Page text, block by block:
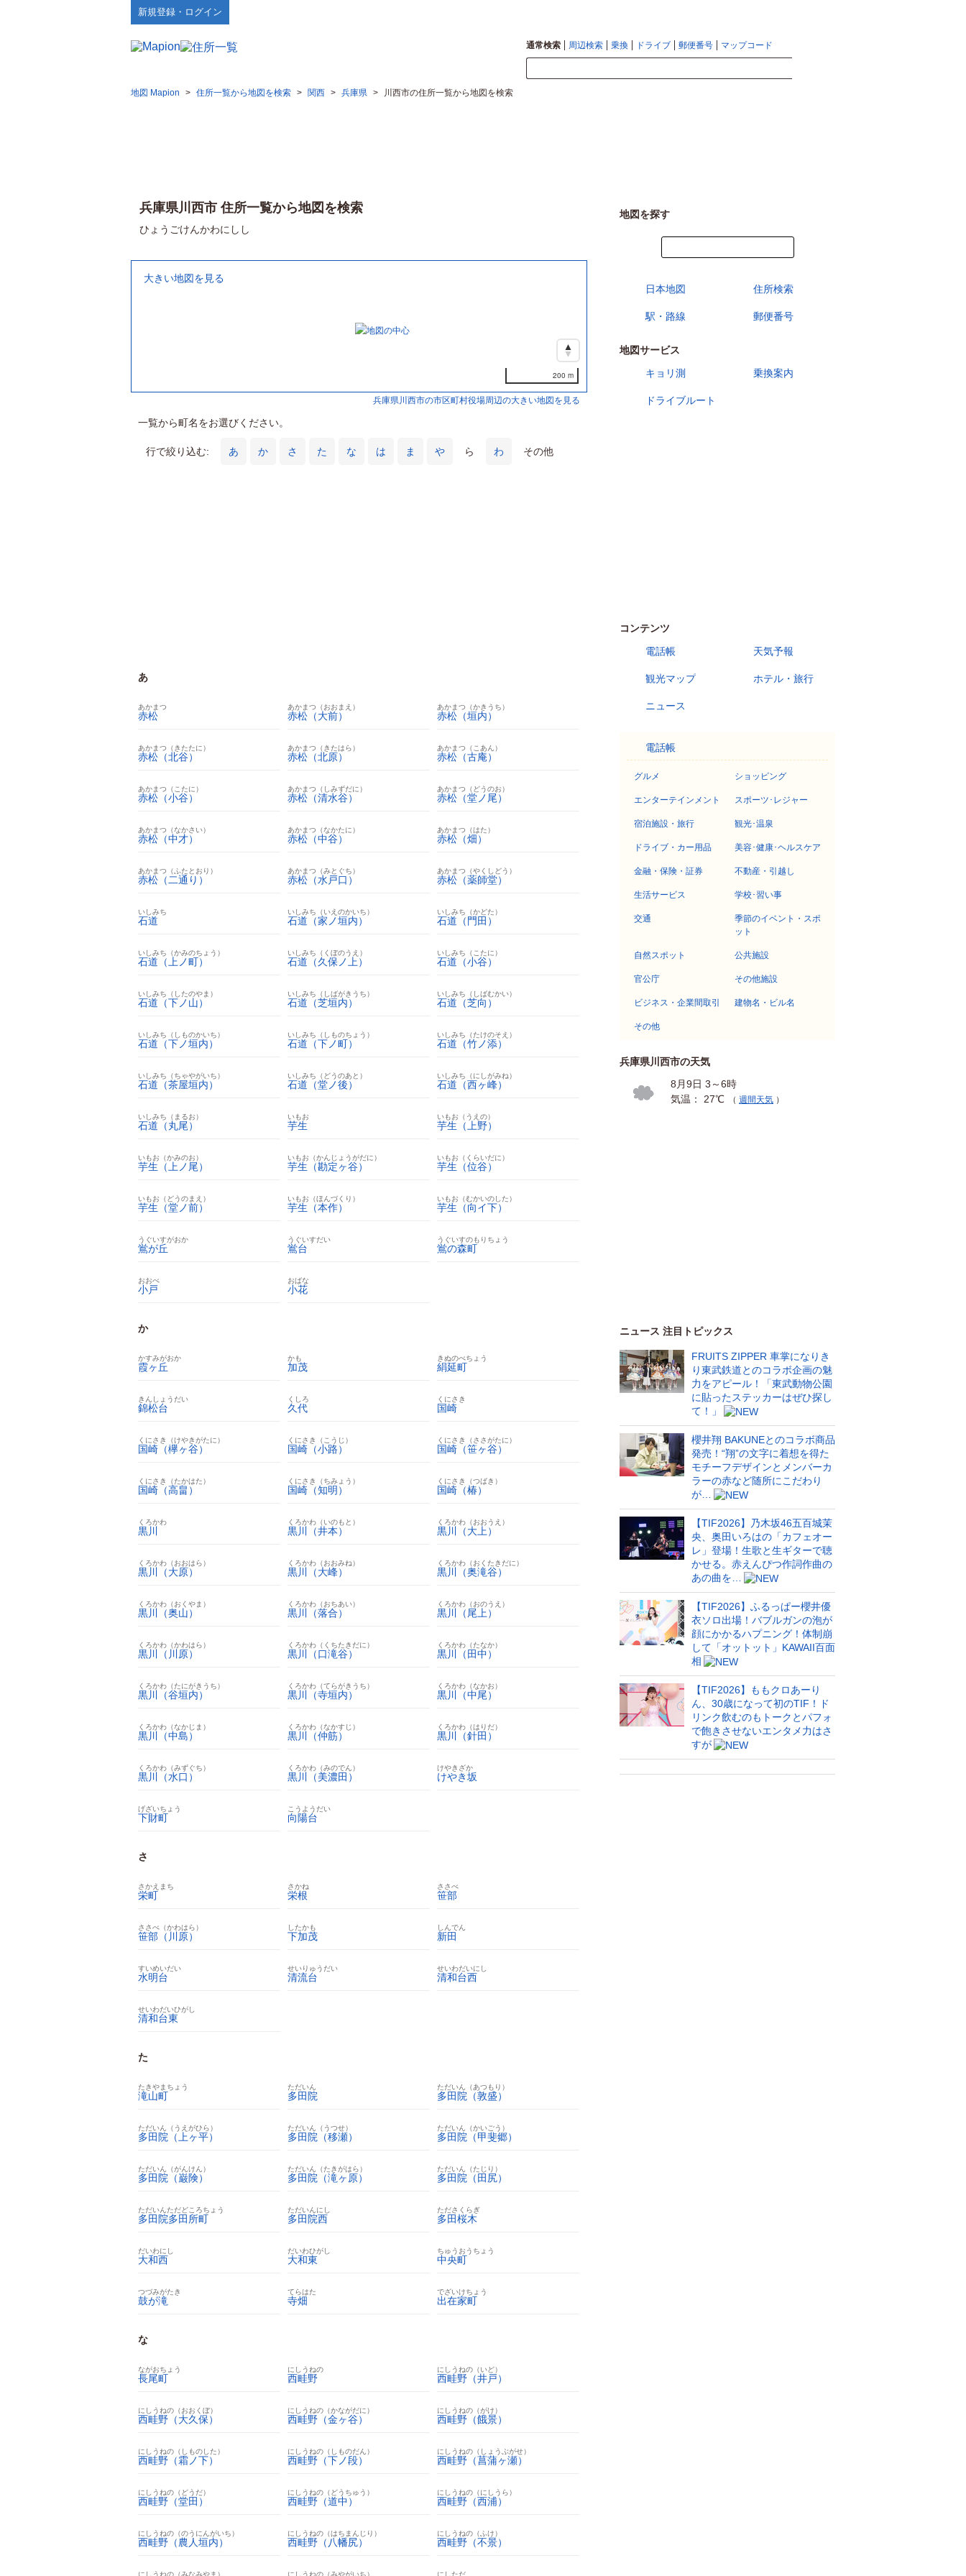
新規登録・ログイン
通常検索 周辺検索 乗換 ドライブ 郵便番号 マップコード
地図 Mapion > 住所一覧から地図を検索 > 関西 > 兵庫県 > 川西市の住所一覧から地図を検索
兵庫県川西市 住所一覧から地図を検索
ひょうごけんかわにしし
200 m
兵庫県川西市の市区町村役場周辺の大きい地図を見る
大きい地図を見る
一覧から町名をお選びください。
行で絞り込む: あ か さ た な は ま や ら わ その他
あ
あかまつ
赤松
あかまつ（おおまえ）
赤松（大前）
あかまつ（かきうち）
赤松（垣内）
あかまつ（きたたに）
赤松（北谷）
あかまつ（きたはら）
赤松（北原）
あかまつ（こあん）
赤松（古庵）
あかまつ（こたに）
赤松（小谷）
あかまつ（しみずだに）
赤松（清水谷）
あかまつ（どうのお）
赤松（堂ノ尾）
あかまつ（なかさい）
赤松（中才）
あかまつ（なかたに）
赤松（中谷）
あかまつ（はた）
赤松（畑）
あかまつ（ふたとおり）
赤松（二通り）
あかまつ（みとぐち）
赤松（水戸口）
あかまつ（やくしどう）
赤松（薬師堂）
いしみち
石道
いしみち（いえのかいち）
石道（家ノ垣内）
いしみち（かどた）
石道（門田）
いしみち（かみのちょう）
石道（上ノ町）
いしみち（くぼのうえ）
石道（久保ノ上）
いしみち（こたに）
石道（小谷）
いしみち（したのやま）
石道（下ノ山）
いしみち（しばがきうち）
石道（芝垣内）
いしみち（しばむかい）
石道（芝向）
いしみち（しものかいち）
石道（下ノ垣内）
いしみち（しものちょう）
石道（下ノ町）
いしみち（たけのそえ）
石道（竹ノ添）
いしみち（ちゃやがいち）
石道（茶屋垣内）
いしみち（どうのあと）
石道（堂ノ後）
いしみち（にしがみね）
石道（西ヶ峰）
いしみち（まるお）
石道（丸尾）
いもお
芋生
いもお（うえの）
芋生（上野）
いもお（かみのお）
芋生（上ノ尾）
いもお（かんじょうがだに）
芋生（勘定ヶ谷）
いもお（くらいだに）
芋生（位谷）
いもお（どうのまえ）
芋生（堂ノ前）
いもお（ほんづくり）
芋生（本作）
いもお（むかいのした）
芋生（向イ下）
うぐいすがおか
鴬が丘
うぐいすだい
鴬台
うぐいすのもりちょう
鴬の森町
おおべ
小戸
おばな
小花
か
かすみがおか
霞ヶ丘
かも
加茂
きぬのべちょう
絹延町
きんしょうだい
錦松台
くしろ
久代
くにさき
国崎
くにさき（けやきがたに）
国崎（欅ヶ谷）
くにさき（こうじ）
国崎（小路）
くにさき（ささがたに）
国崎（笹ヶ谷）
くにさき（たかはた）
国崎（高畠）
くにさき（ちみょう）
国崎（知明）
くにさき（つばき）
国崎（椿）
くろかわ
黒川
くろかわ（いのもと）
黒川（井本）
くろかわ（おおうえ）
黒川（大上）
くろかわ（おおはら）
黒川（大原）
くろかわ（おおみね）
黒川（大峰）
くろかわ（おくたきだに）
黒川（奥滝谷）
くろかわ（おくやま）
黒川（奥山）
くろかわ（おちあい）
黒川（落合）
くろかわ（おのうえ）
黒川（尾上）
くろかわ（かわはら）
黒川（川原）
くろかわ（くちたきだに）
黒川（口滝谷）
くろかわ（たなか）
黒川（田中）
くろかわ（たにがきうち）
黒川（谷垣内）
くろかわ（てらがきうち）
黒川（寺垣内）
くろかわ（なかお）
黒川（中尾）
くろかわ（なかじま）
黒川（中島）
くろかわ（なかすじ）
黒川（仲筋）
くろかわ（はりだ）
黒川（針田）
くろかわ（みずぐち）
黒川（水口）
くろかわ（みのでん）
黒川（美濃田）
けやきざか
けやき坂
げざいちょう
下財町
こうようだい
向陽台
さ
さかえまち
栄町
さかね
栄根
ささべ
笹部
ささべ（かわはら）
笹部（川原）
したかも
下加茂
しんでん
新田
すいめいだい
水明台
せいりゅうだい
清流台
せいわだいにし
清和台西
せいわだいひがし
清和台東
た
たきやまちょう
滝山町
ただいん
多田院
ただいん（あつもり）
多田院（敦盛）
ただいん（うえがひら）
多田院（上ヶ平）
ただいん（うつせ）
多田院（移瀬）
ただいん（かいごう）
多田院（甲斐郷）
ただいん（がんけん）
多田院（巌険）
ただいん（たきがはら）
多田院（滝ヶ原）
ただいん（たじり）
多田院（田尻）
ただいんただどころちょう
多田院多田所町
ただいんにし
多田院西
たださくらぎ
多田桜木
だいわにし
大和西
だいわひがし
大和東
ちゅうおうちょう
中央町
つづみがたき
鼓が滝
てらはた
寺畑
でざいけちょう
出在家町
な
ながおちょう
長尾町
にしうねの
西畦野
にしうねの（いど）
西畦野（井戸）
にしうねの（おおくぼ）
西畦野（大久保）
にしうねの（かながだに）
西畦野（金ヶ谷）
にしうねの（がけ）
西畦野（餓景）
にしうねの（しものした）
西畦野（霜ノ下）
にしうねの（しものだん）
西畦野（下ノ段）
にしうねの（しょうぶがせ）
西畦野（菖蒲ヶ瀬）
にしうねの（どうだ）
西畦野（堂田）
にしうねの（どうちゅう）
西畦野（道中）
にしうねの（にしうら）
西畦野（西浦）
にしうねの（のうにんがいち）
西畦野（農人垣内）
にしうねの（はちまんじり）
西畦野（八幡尻）
にしうねの（ふけ）
西畦野（不景）
にしうねの（みなみやま） にしうねの（みやがいち） にしただ
地図を探す
日本地図 住所検索
駅・路線 郵便番号
地図サービス
キョリ測
乗換案内
ドライブルート
コンテンツ
電話帳
天気予報
観光マップ ホテル・旅行
ニュース
電話帳
グルメ ショッピング
エンターテインメント スポーツ･レジャー
宿泊施設・旅行 観光･温泉
ドライブ・カー用品 美容･健康･ヘルスケア
金融・保険・証券 不動産・引越し
生活サービス 学校･習い事
交通
季節のイベント・スポ
ット
自然スポット 公共施設
官公庁 その他施設
ビジネス・企業間取引 建物名・ビル名
その他
兵庫県川西市の天気
8月9日 3～6時
気温： 27℃
（ 週間天気 ）
ニュース 注目トピックス
FRUITS ZIPPER 車掌になりき
り東武鉄道とのコラボ企画の魅
力をアピール！「東武動物公園
に貼ったステッカーはぜひ探し
て！」
櫻井翔 BAKUNEとのコラボ商品
発売！“翔”の文字に着想を得た
モチーフデザインとメンバーカ
ラーの赤など随所にこだわり
が…
【TIF2026】乃木坂46五百城茉
央、奥田いろはの「カフェオー
レ」登場！生歌と生ギターで聴
かせる。赤えんぴつ作詞作曲の
あの曲を…
【TIF2026】ふるっぱー櫻井優
衣ソロ出場！バブルガンの泡が
顔にかかるハプニング！体制崩
して「オットット」KAWAII百面
相
【TIF2026】ももクロあーり
ん、30歳になって初のTIF！ド
リンク飲むのもトークとパフォ
で飽きさせないエンタメ力はさ
すが